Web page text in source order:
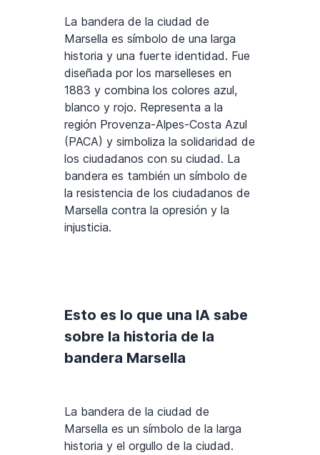
La bandera de la ciudad de
Marsella es símbolo de una larga
historia y una fuerte identidad. Fue
diseñada por los marselleses en
1883 y combina los colores azul,
blanco y rojo. Representa a la
región Provenza-Alpes-Costa Azul
(PACA) y simboliza la solidaridad de
los ciudadanos con su ciudad. La
bandera es también un símbolo de
la resistencia de los ciudadanos de
Marsella contra la opresión y la
injusticia.
Esto es lo que una IA sabe
sobre la historia de la
bandera Marsella
La bandera de la ciudad de
Marsella es un símbolo de la larga
historia y el orgullo de la ciudad.